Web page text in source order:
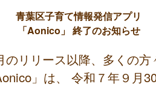
青葉区子育て情報発信アプリ
「Aonico」 終了のお知らせ
のリリース以降、多くの方
」は、 令和７年９月